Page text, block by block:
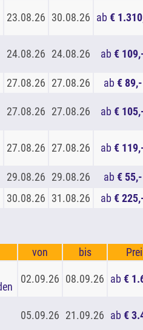
23.08.26 30.08.26 ab €
24.08.26 24.08.26 ab €
27.08.26 27.08.26 ab € 89,-
27.08.26 27.08.26 ab €
27.08.26 27.08.26 ab €
29.08.26 29.08.26 ab € 55,-
30.08.26 31.08.26 ab €
von bis
02.09.26 08.09.26 ab €
05.09.26 21.09.26 ab €